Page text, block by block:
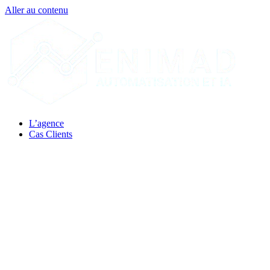
Aller au contenu
L’agence
Cas Clients